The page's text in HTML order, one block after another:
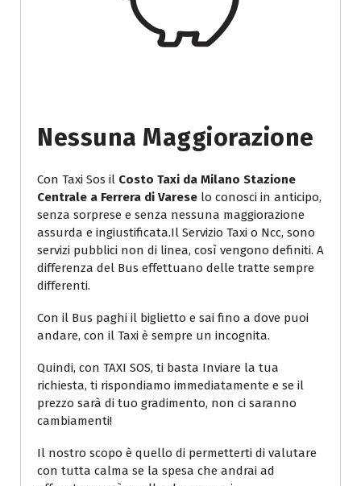
Nessuna Maggiorazione
Con Taxi Sos il Costo Taxi da Milano Stazione
Centrale a Ferrera di Varese lo conosci in anticipo,
senza sorprese e senza nessuna maggiorazione
assurda e ingiustificata.Il Servizio Taxi o Ncc, sono
servizi pubblici non di linea, così vengono definiti. A
differenza del Bus effettuano delle tratte sempre
differenti.
Con il Bus paghi il biglietto e sai fino a dove puoi
andare, con il Taxi è sempre un incognita.
Quindi, con TAXI SOS, ti basta Inviare la tua
richiesta, ti rispondiamo immediatamente e se il
prezzo sarà di tuo gradimento, non ci saranno
cambiamenti!
Il nostro scopo è quello di permetterti di valutare
con tutta calma se la spesa che andrai ad